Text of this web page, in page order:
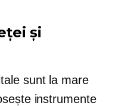
și
sunt la mare
instrumente